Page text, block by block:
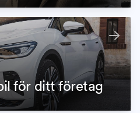
för ditt företag